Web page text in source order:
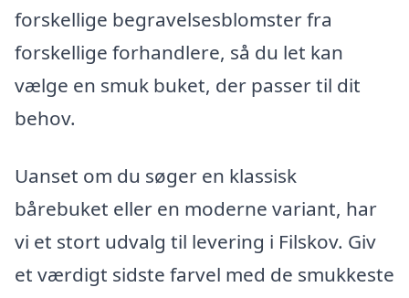
forskellige begravelsesblomster fra
forskellige forhandlere, så du let kan
vælge en smuk buket, der passer til dit
behov.
Uanset om du søger en klassisk
bårebuket eller en moderne variant, har
vi et stort udvalg til levering i Filskov. Giv
et værdigt sidste farvel med de smukkeste